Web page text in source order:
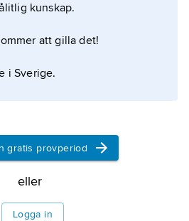
kunskap.
att gilla det!
i Sverige.
gratis provperiod
eller
Logga in